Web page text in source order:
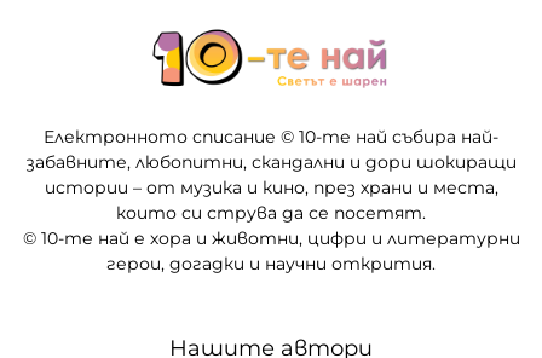
Електронното списание © 10-те най събира най-
забавните, любопитни, скандални и дори шокиращи
истории – от музика и кино, през храни и места,
които си струва да се посетят.
© 10-те най е хора и животни, цифри и литературни
герои, догадки и научни открития.
Нашите автори